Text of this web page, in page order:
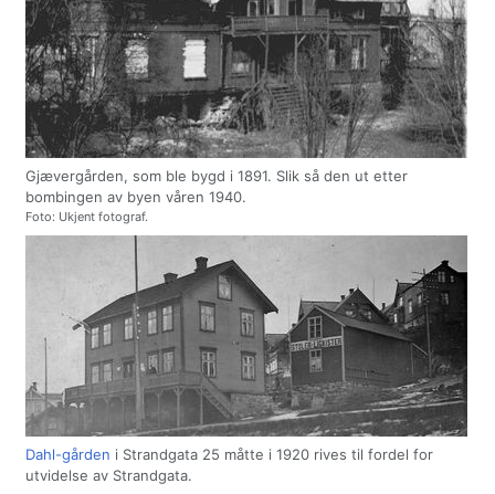
Gjævergården, som ble bygd i 1891. Slik så den ut etter
bombingen av byen våren 1940.
Foto: Ukjent fotograf.
Dahl-gården i Strandgata 25 måtte i 1920 rives til fordel for
utvidelse av Strandgata.